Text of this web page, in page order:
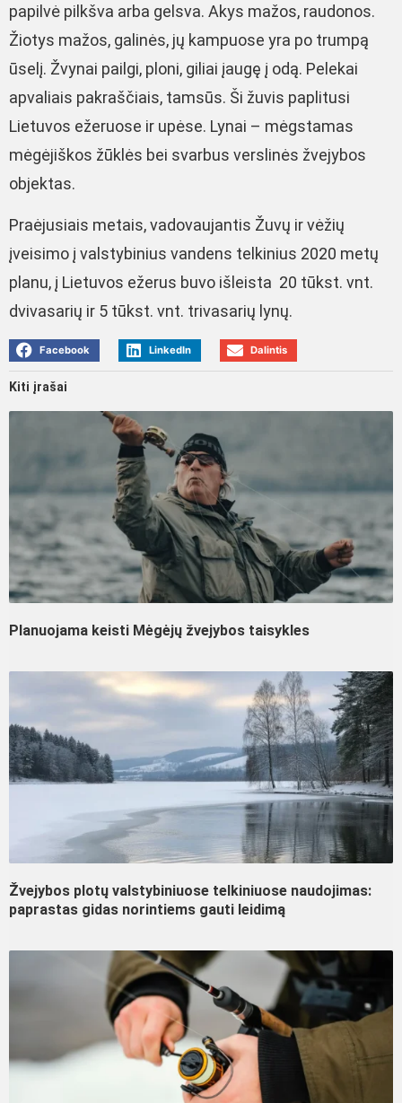
papilvė pilkšva arba gelsva. Akys mažos, raudonos.
Žiotys mažos, galinės, jų kampuose yra po trumpą
ūselį. Žvynai pailgi, ploni, giliai įaugę į odą. Pelekai
apvaliais pakraščiais, tamsūs. Ši žuvis paplitusi
Lietuvos ežeruose ir upėse. Lynai – mėgstamas
mėgėjiškos žūklės bei svarbus verslinės žvejybos
objektas.
Praėjusiais metais, vadovaujantis Žuvų ir vėžių
įveisimo į valstybinius vandens telkinius 2020 metų
planu, į Lietuvos ežerus buvo išleista 20 tūkst. vnt.
dvivasarių ir 5 tūkst. vnt. trivasarių lynų.
Facebook LinkedIn Dalintis
Kiti įrašai
Planuojama keisti Mėgėjų žvejybos taisykles
Žvejybos plotų valstybiniuose telkiniuose naudojimas:
paprastas gidas norintiems gauti leidimą